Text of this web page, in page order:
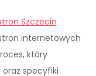
Szczecin
internetowych
który
specyfiki